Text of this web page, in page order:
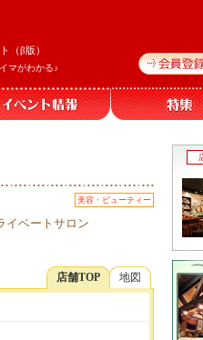
（β版）
マがわかる♪
美容・ビューティー
イベートサロン
地図
店舗TOP